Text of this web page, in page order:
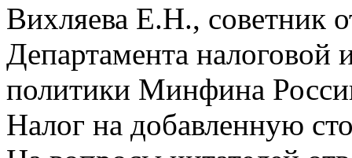
Вихляева Е.Н., советник
Департамента
политики Минфина
Налог на добавленную